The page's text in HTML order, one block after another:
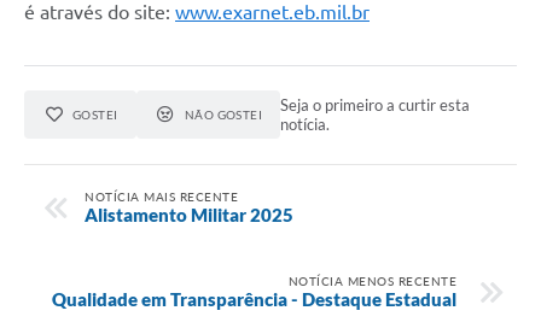
é através do site: www.exarnet.eb.mil.br
GOSTEI NÃO GOSTEI
Seja o primeiro a curtir esta
notícia.
NOTÍCIA MAIS RECENTE
Alistamento Militar 2025
NOTÍCIA MENOS RECENTE
Qualidade em Transparência - Destaque Estadual